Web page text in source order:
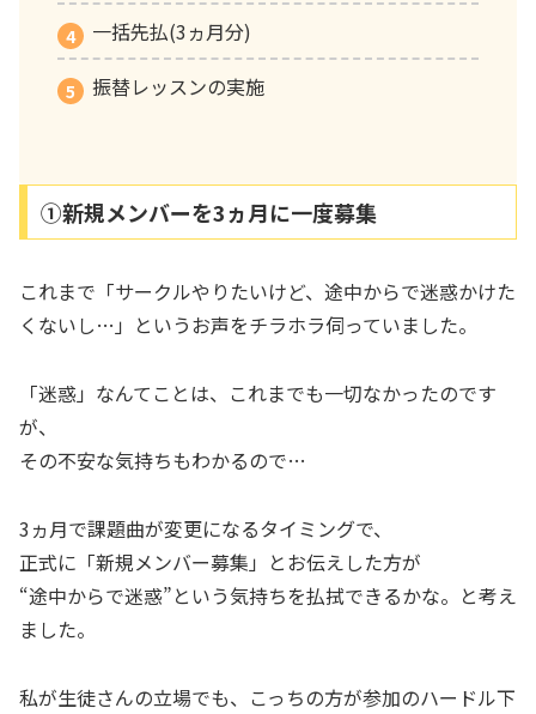
一括先払(3ヵ月分)
振替レッスンの実施
①新規メンバーを3ヵ月に一度募集
これまで「サークルやりたいけど、途中からで迷惑かけた
くないし…」というお声をチラホラ伺っていました。
「迷惑」なんてことは、これまでも一切なかったのです
が、
その不安な気持ちもわかるので…
3ヵ月で課題曲が変更になるタイミングで、
正式に「新規メンバー募集」とお伝えした方が
“途中からで迷惑”という気持ちを払拭できるかな。と考え
ました。
私が生徒さんの立場でも、こっちの方が参加のハードル下